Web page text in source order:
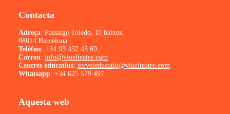
Contacta
Adreça: Passatge Toledo, 11 baixos.
08014 Barcelona
Telèfon: +34 93 432 43 69
Correu: info@viuelteatre.com
Centres educatius: serveieducatiu@viuelteatre.com
Whatsapp: +34 625 579 497
Aquesta web